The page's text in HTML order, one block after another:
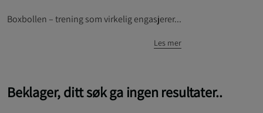
Boxbollen – trening som virkelig engasjerer...
Les mer
Beklager, ditt søk ga ingen resultater..